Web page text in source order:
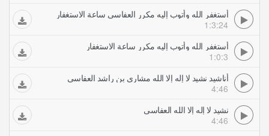
أستغفر الله وأتوب إليه مكرر العفاسي ساعة الاستغفار
1:3:24
أستغفر الله وأتوب إليه مكرر ساعة الاستغفار
1:0:3
أناشيد نشيد لا إله إلا الله مشاري بن راشد العفاسي
4:46
نشيد لا إله إلا الله العفاسي
4:46